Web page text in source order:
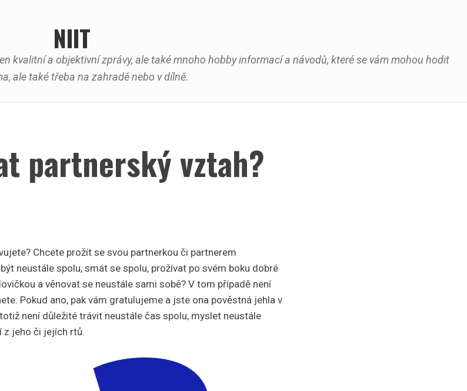
NIIT
kvalitní a objektivní zprávy, ale také mnoho hobby informací a návodů, které se vám mohou hodit
ale také třeba na zahradě nebo v dílně.
partnerský vztah?
Chcete prožít se svou partnerkou či partnerem
neustále spolu, smát se spolu, prožívat po svém boku dobré
a věnovat se neustále sami sobě? V tom případě není
Pokud ano, pak vám gratulujeme a jste ona pověstná jehla v
není důležité trávit neustále čas spolu, myslet neustále
z jeho či jejích rtů.